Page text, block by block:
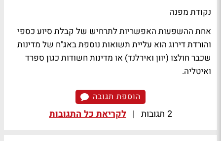
נקודת מפנה
אחת ההשפעות האפשריות לתרחיש של קבלת סיוע כספי
והורדת דירוג הוא עליית תשואות נוספת באג"ח של מדינות
שכבר חולצו (יוון ואירלנד) או מדינות חשודות כגון ספרד
ואיטליה.
הוספת תגובה
2 תגובות | לקריאת כל התגובות